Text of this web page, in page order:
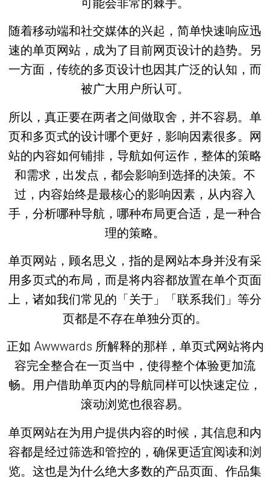
可能会非常的棘手。
随着移动端和社交媒体的兴起，简单快速响应迅
速的单页网站，成为了目前网页设计的趋势。另
一方面，传统的多页设计也因其广泛的认知，而
被广大用户所认可。
所以，真正要在两者之间做取舍，并不容易。单
页和多页式的设计哪个更好，影响因素很多。网
站的内容如何铺排，导航如何运作，整体的策略
和需求，出发点，都会影响到选择的决策。不
过，内容始终是最核心的影响因素，从内容入
手，分析哪种导航，哪种布局更合适，是一种合
理的策略。
单页网站，顾名思义，指的是网站本身并没有采
用多页式的布局，而是将内容都放置在单个页面
上，诸如我们常见的「关于」「联系我们」等分
页都是不存在单独分页的。
正如 Awwwards 所解释的那样，单页式网站将内
容完全整合在一页当中，使得整个体验更加流
畅。用户借助单页内的导航同样可以快速定位，
滚动浏览也很容易。
单页网站在为用户提供内容的时候，其信息和内
容都是经过筛选和管控的，确保更适宜阅读和浏
览。这也是为什么绝大多数的产品页面、作品集